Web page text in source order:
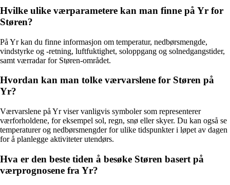
Hvilke ulike værparametere kan man finne på Yr for
Støren?
På Yr kan du finne informasjon om temperatur, nedbørsmengde,
vindstyrke og -retning, luftfuktighet, soloppgang og solnedgangstider,
samt værradar for Støren-området.
Hvordan kan man tolke værvarslene for Støren på
Yr?
Værvarslene på Yr viser vanligvis symboler som representerer
værforholdene, for eksempel sol, regn, snø eller skyer. Du kan også se
temperaturer og nedbørsmengder for ulike tidspunkter i løpet av dagen
for å planlegge aktiviteter utendørs.
Hva er den beste tiden å besøke Støren basert på
værprognosene fra Yr?